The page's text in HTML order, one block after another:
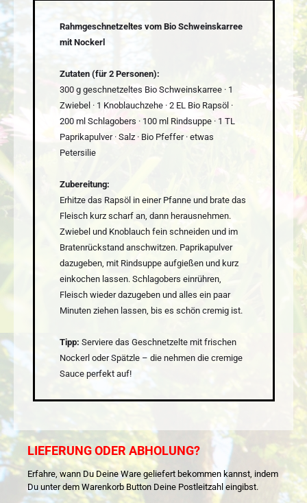
Rahmgeschnetzeltes vom Bio Schweinskarree
mit Nockerl
Zutaten (für 2 Personen):
300 g geschnetzeltes Bio Schweinskarree · 1
Zwiebel · 1 Knoblauchzehe · 2 EL Bio Rapsöl ·
200 ml Schlagobers · 100 ml Rindsuppe · 1 TL
Paprikapulver · Salz · Bio Pfeffer · etwas
Petersilie
Zubereitung:
Erhitze das Rapsöl in einer Pfanne und brate das
Fleisch kurz scharf an, dann herausnehmen.
Zwiebel und Knoblauch fein schneiden und im
Bratenrückstand anschwitzen. Paprikapulver
dazugeben, mit Rindsuppe aufgießen und kurz
einkochen lassen. Schlagobers einrühren,
Fleisch wieder dazugeben und alles ein paar
Minuten ziehen lassen, bis es schön cremig ist.
Tipp: Serviere das Geschnetzelte mit frischen
Nockerl oder Spätzle – die nehmen die cremige
Sauce perfekt auf!
LIEFERUNG ODER ABHOLUNG?
Erfahre, wann Du Deine Ware geliefert bekommen kannst, indem
Du unter dem Warenkorb Button Deine Postleitzahl eingibst.